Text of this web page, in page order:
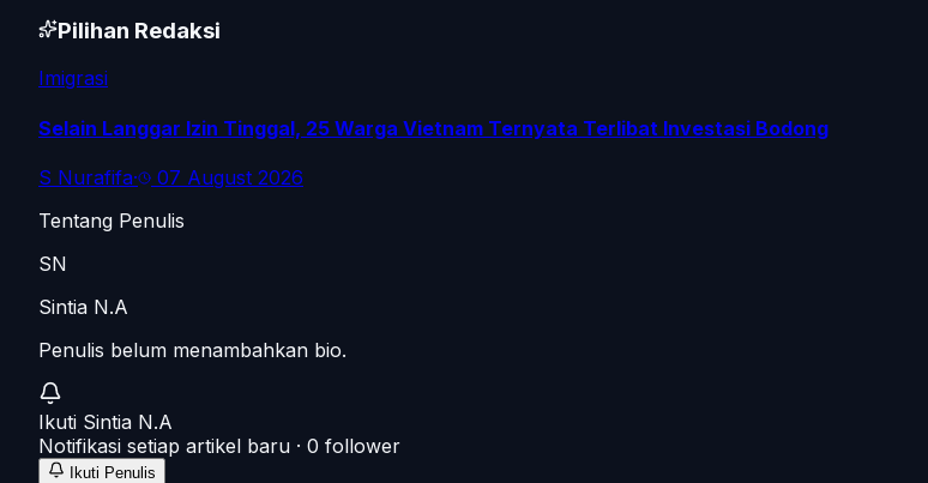
Pilihan Redaksi
Imigrasi
Selain Langgar Izin Tinggal, 25 Warga Vietnam Ternyata Terlibat Investasi Bodong
S Nurafifa·
07 August 2026
Tentang Penulis
SN
Sintia N.A
Penulis belum menambahkan bio.
Ikuti Sintia N.A
Notifikasi setiap artikel baru · 0 follower
Ikuti Penulis